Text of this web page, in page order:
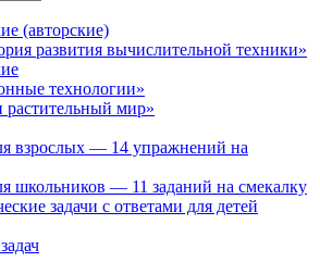
(авторские)
развития вычислительной техники»
технологии»
мир»
взрослых — 14 упражнений на
школьников — 11 заданий на смекалку
задачи с ответами для детей